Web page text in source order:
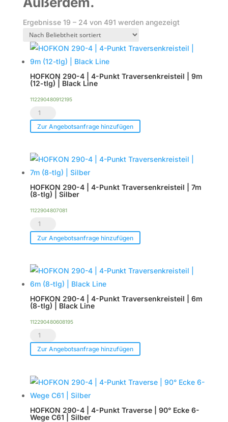
Ergebnisse 19 – 24 von 491 werden angezeigtNach
sortiert
HOFKON 290-4 | 4-Punkt Traversenkreisteil | 9m
(12-tlg) | Black Line
112290480912195
HOFKON
290-
|
Punkt
Traversenkreisteil
(12-
tlg)
Black
Line
Menge
Zur Angebotsanfrage hinzufügen
HOFKON 290-4 | 4-Punkt Traversenkreisteil | 7m
(8-tlg) | Silber
1122904807081
HOFKON
290-
|
Punkt
Traversenkreisteil
(8-
tlg)
Silber
Menge
Zur Angebotsanfrage hinzufügen
HOFKON 290-4 | 4-Punkt Traversenkreisteil | 6m
(8-tlg) | Black Line
112290480608195
HOFKON
290-
|
Punkt
Traversenkreisteil
Zur Angebotsanfrage hinzufügen
HOFKON 290-4 | 4-Punkt Traverse | 90° Ecke 6-
Wege C61 | Silber